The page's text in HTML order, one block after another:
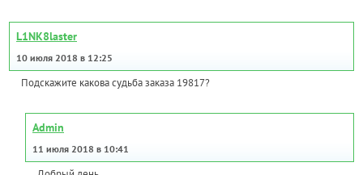
L1NK8laster
10 июля 2018 в 12:25
Подскажите какова судьба заказа 19817?
Admin
11 июля 2018 в 10:41